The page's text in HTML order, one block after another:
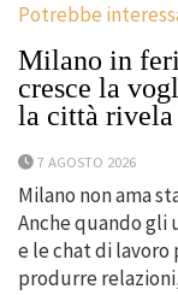
Potrebbe
Milano in
cresce la
la città
7 AGOSTO 2026
Milano non ama
Anche quando gli
e le chat di lavoro
produrre